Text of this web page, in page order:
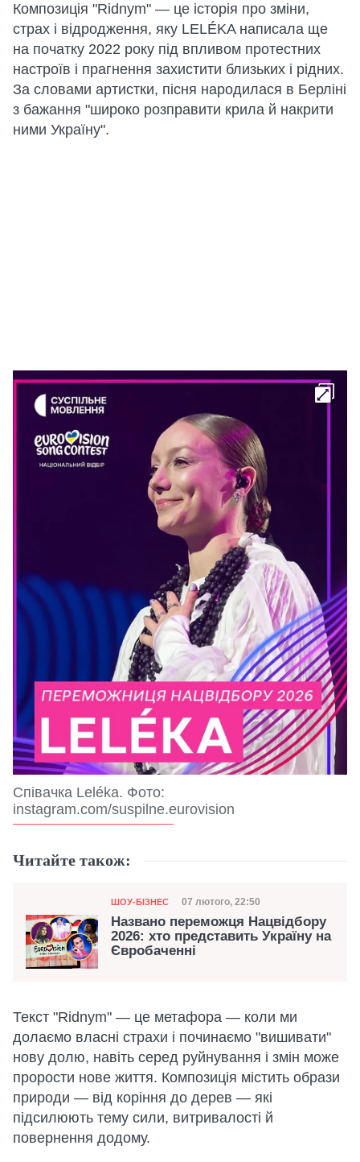
Композиція "Ridnym" — це історія про зміни,
страх і відродження, яку LELÉKA написала ще
на початку 2022 року під впливом протестних
настроїв і прагнення захистити близьких і рідних.
За словами артистки, пісня народилася в Берліні
з бажання "широко розправити крила й накрити
ними Україну".
Співачка Leléka. Фото:
instagram.com/suspilne.eurovision
Читайте також:
Категорія
ШОУ-БІЗНЕС Дата публікації
07 лютого, 22:50
Названо переможця Нацвідбору
2026: хто представить Україну на
Євробаченні
Текст "Ridnym" — це метафора — коли ми
долаємо власні страхи і починаємо "вишивати"
нову долю, навіть серед руйнування і змін може
прорости нове життя. Композиція містить образи
природи — від коріння до дерев — які
підсилюють тему сили, витривалості й
повернення додому.